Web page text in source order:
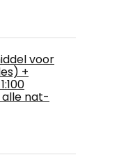
voor
+
nat-